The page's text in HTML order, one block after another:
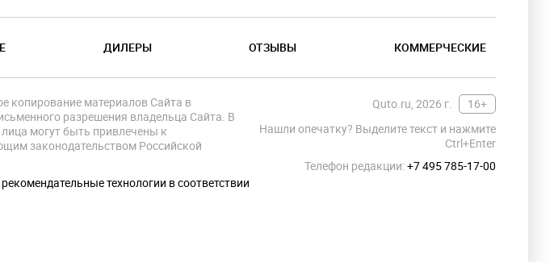
ДИЛЕРЫ ОТЗЫВЫ КОММЕРЧЕСКИЕ
Quto.ru, 2026 г.
16+
Нашли опечатку? Выделите текст и нажмите
Ctrl+Enter
Телефон редакции:+7 495 785-17-00
копирование материалов Сайта в
разрешения владельца Сайта. В
могут быть привлечены к
законодательством Российской
технологии в соответствии